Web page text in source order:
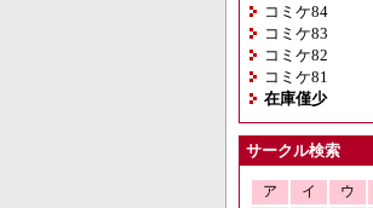
コミケ84
コミケ83
コミケ82
コミケ81
在庫僅少
サークル検索
ア イ ウ